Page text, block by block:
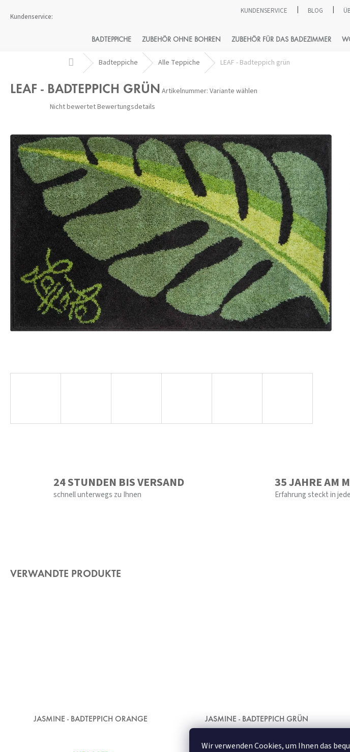
Wir verwenden Cookies, um Ihnen das
Inhalt
KUNDENSERVICE BLOG
BADTEPPICHE ZUBEHÖR OHNE BOHREN ZUBEHÖR FÜR DAS BADEZIMMER
StartseiteBadteppiche Alle Teppiche LEAF - Badteppich grün
LEAF - BADTEPPICH GRÜN Artikelnummer: Variante wählen
Die
durchschnittliche
von
5
Sternen.
Nicht bewertetBewertungsdetails
24 STUNDEN BIS VERSAND
schnell unterwegs zu Ihnen
35 JAHRE AM
Erfahrung steckt in
VERWANDTE PRODUKTE
JASMINE - BADTEPPICH ORANGE JASMINE - BADTEPPICH GRÜN